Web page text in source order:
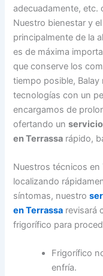
adecuadamente, etc.
Nuestro bienestar y
principalmente de la
es de máxima
que conserve los
tiempo posible,
tecnologías con un
encargamos de
ofertando un
en Terrassa rápido,
Nuestros técnicos en
localizando
síntomas, nuestro
en Terrassa revisará
frigorífico para
Frigorífico
enfría.